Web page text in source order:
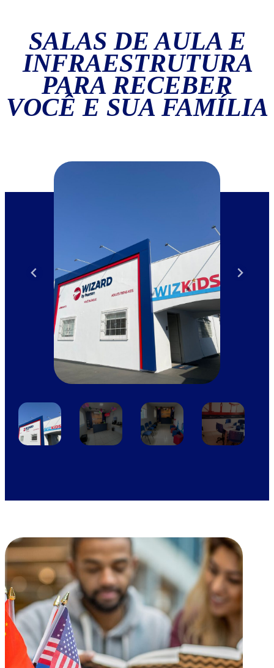
SALAS DE AULA E
INFRAESTRUTURA
PARA RECEBER
VOCÊ E SUA FAMÍLIA